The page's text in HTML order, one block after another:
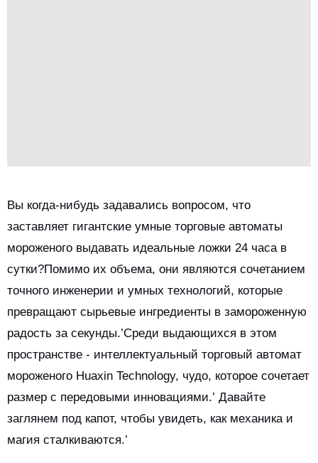
Вы когда-нибудь задавались вопросом, что
заставляет гигантские умные торговые автоматы
мороженого выдавать идеальные ложки 24 часа в
сутки?Помимо их объема, они являются сочетанием
точного инженерии и умных технологий, которые
превращают сырьевые ингредиенты в замороженную
радость за секунды.’Среди выдающихся в этом
пространстве - интеллектуальный торговый автомат
мороженого Huaxin Technology, чудо, которое сочетает
размер с передовыми инновациями.’ Давайте
заглянем под капот, чтобы увидеть, как механика и
магия сталкиваются.’